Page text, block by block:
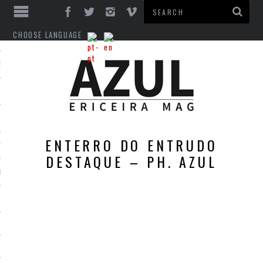
CHOOSE LANGUAGE
ENTERRO DO ENTRUDO
DESTAQUE – PH. AZUL